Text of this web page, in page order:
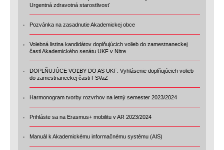
Urgentná zdravotná starostlivosť
Pozvánka na zasadnutie Akademickej obce
Volebná listina kandidátov doplňujúcich volieb do zamestnaneckej
časti Akademického senátu UKF v Nitre
DOPLŇUJÚCE VOĽBY DO AS UKF: Vyhlásenie doplňujúcich volieb
do zamestnaneckej časti FSVaZ
Harmonogram tvorby rozvrhov na letný semester 2023/2024
Prihláste sa na Erasmus+ mobilitu v AR 2023/2024
Manuál k Akademickému informačnému systému (AIS)